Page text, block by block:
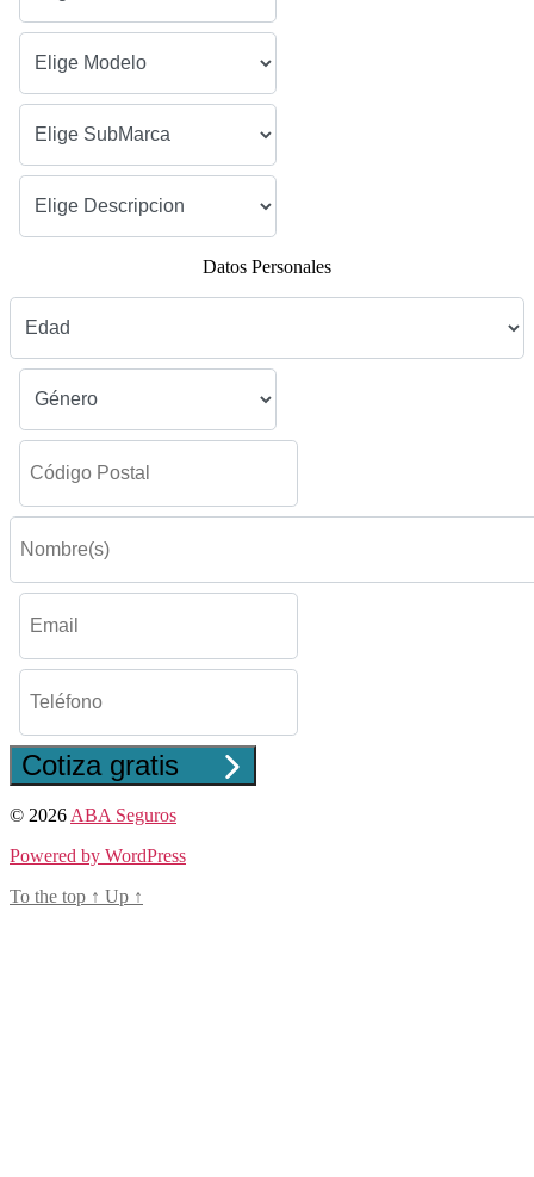
Datos Personales
Cotiza gratis
© 2026 ABA Seguros
Powered by WordPress
To the top ↑ Up ↑